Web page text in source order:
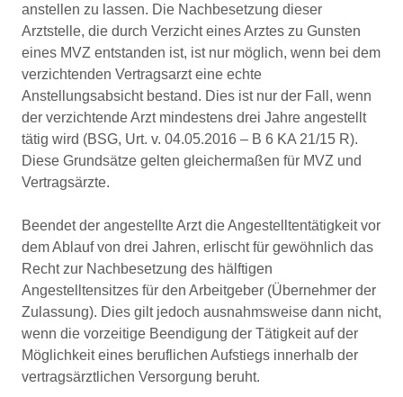
anstellen zu lassen. Die Nachbesetzung dieser
Arztstelle, die durch Verzicht eines Arztes zu Gunsten
eines MVZ entstanden ist, ist nur möglich, wenn bei dem
verzichtenden Vertragsarzt eine echte
Anstellungsabsicht bestand. Dies ist nur der Fall, wenn
der verzichtende Arzt mindestens drei Jahre angestellt
tätig wird (BSG, Urt. v. 04.05.2016 – B 6 KA 21/15 R).
Diese Grundsätze gelten gleichermaßen für MVZ und
Vertragsärzte.
Beendet der angestellte Arzt die Angestelltentätigkeit vor
dem Ablauf von drei Jahren, erlischt für gewöhnlich das
Recht zur Nachbesetzung des hälftigen
Angestelltensitzes für den Arbeitgeber (Übernehmer der
Zulassung). Dies gilt jedoch ausnahmsweise dann nicht,
wenn die vorzeitige Beendigung der Tätigkeit auf der
Möglichkeit eines beruflichen Aufstiegs innerhalb der
vertragsärztlichen Versorgung beruht.